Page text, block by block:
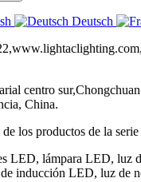
Deutsch
centro
China.
los productos de la
LED, lámpara LED, luz
inducción LED, luz de